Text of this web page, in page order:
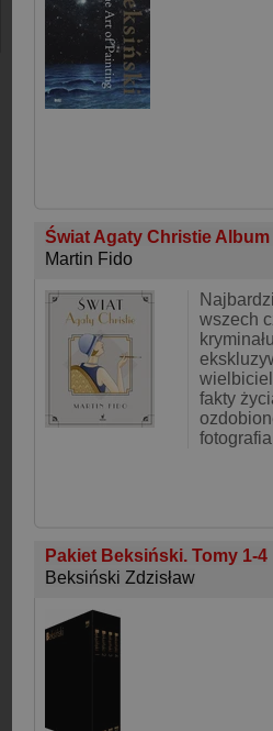
Świat Agaty Christie Album
Martin Fido
wszech
fakty
Pakiet Beksiński. Tomy 1-4
Beksiński Zdzisław